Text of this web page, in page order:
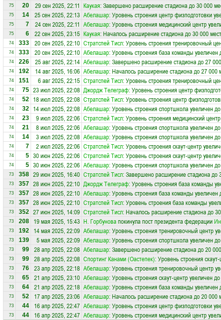
75 20 29 сен 2025, 22:11 Каукая: Завершено расширение стадиона до 30 000
75 14 25 сен 2025, 22:13 Абелашар: Уровень строения центр физподготовки
75 7 24 сен 2025, 22:11 Абелашар: Уровень строения медицинский центр
75 6 22 сен 2025, 23:15 Каукая: Началось расширение стадиона до 30 000 мест
74 333 20 сен 2025, 22:10 Стратспей Тисл: Уровень строения тренировочный
74 333 20 сен 2025, 22:10 Абелашар: Уровень строения база команды увеличен
74 226 25 авг 2025, 22:14 Абелашар: Завершено расширение стадиона до 27
74 192 14 авг 2025, 16:06 Абелашар: Началось расширение стадиона до 27 000
74 151 6 авг 2025, 22:15 Стратспей Тисл: Уровень строения тренировочный
74 75 23 июл 2025, 22:08 Джордж Телеграф: Уровень строения центр
74 52 18 июл 2025, 22:08 Стратспей Тисл: Уровень строения центр
74 32 14 июл 2025, 22:08 Абелашар: Уровень строения спортшкола увеличен
74 23 9 июл 2025, 22:06 Стратспей Тисл: Уровень строения медицинский
74 21 8 июл 2025, 22:06 Абелашар: Уровень строения спортшкола увеличен
74 14 3 июл 2025, 22:08 Абелашар: Уровень строения спортшкола увеличен
74 7 2 июл 2025, 22:06 Стратспей Тисл: Уровень строения скаут-центр
74 5 30 июн 2025, 22:06 Стратспей Тисл: Уровень строения скаут-центр
74 5 30 июн 2025, 22:06 Абелашар: Уровень строения спортшкола увеличен
73 358 29 июн 2025, 16:40 Стратспей Тисл: Завершено расширение стадиона до
73 357 28 июн 2025, 22:10 Джордж Телеграф: Уровень строения база команды
73 357 28 июн 2025, 22:10 Абелашар: Уровень строения база команды увеличен
73 357 28 июн 2025, 22:10 Стратспей Тисл: Уровень строения база команды
73 352 27 июн 2025, 14:09 Стратспей Тисл: Началось расширение стадиона до
73 208 19 мая 2025, 15:43 Н. Горбуновапокинула пост президента федерации
73 192 14 мая 2025, 22:09 Абелашар: Уровень строения тренировочный центр
73 139 5 мая 2025, 22:09 Абелашар: Уровень строения спортшкола увеличен
73 99 28 апр 2025, 22:08 Абелашар: Завершено расширение стадиона до 20
73 99 28 апр 2025, 22:08 Спортинг Канами (Оастепек): Уровень строения
73 76 23 апр 2025, 22:18 Абелашар: Уровень строения тренировочный центр
73 65 21 апр 2025, 23:10 Абелашар: Уровень строения скаут-центр увеличен
73 64 21 апр 2025, 22:18 Абелашар: Уровень строения база команды увеличен
73 52 17 апр 2025, 23:06 Абелашар: Началось расширение стадиона до 20 000
73 44 16 апр 2025, 22:47 Абелашар: Уровень строения центр физподготовки
73 44 16 апр 2025, 22:47 Абелашар: Уровень строения медицинский центр